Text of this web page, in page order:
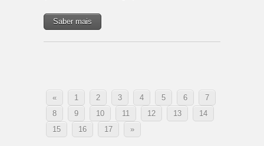
Saber mais
« 1 2 3 4 5 6
7
8
9 10 11 12 13
14
15
16 17 »